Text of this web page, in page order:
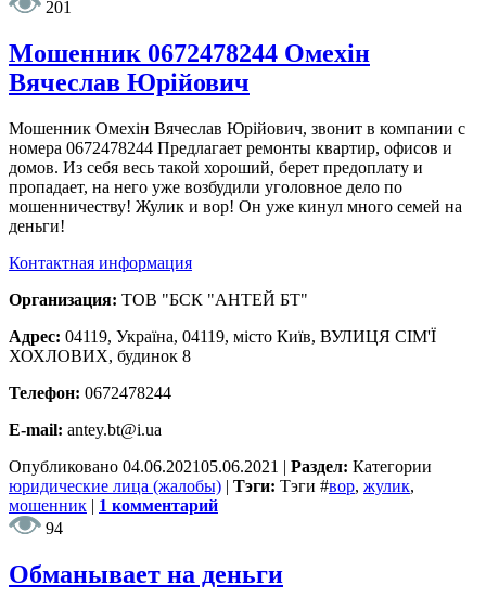
201
Мошенник 0672478244 Омехін
Вячеслав Юрійович
Мошенник Омехін Вячеслав Юрійович, звонит в компании с
номера 0672478244 Предлагает ремонты квартир, офисов и
домов. Из себя весь такой хороший, берет предоплату и
пропадает, на него уже возбудили уголовное дело по
мошенничеству! Жулик и вор! Он уже кинул много семей на
деньги!
Контактная информация
Организация: ТОВ "БСК "АНТЕЙ БТ"
Адрес: 04119, Україна, 04119, місто Київ, ВУЛИЦЯ СІМ'Ї
ХОХЛОВИХ, будинок 8
Телефон: 0672478244
E-mail: antey.bt@i.ua
Опубликовано 04.06.202105.06.2021 | Раздел: Категории
юридические лица (жалобы) | Тэги: Тэги #вор, жулик,
мошенник | 1 комментарий
94
Обманывает на деньги